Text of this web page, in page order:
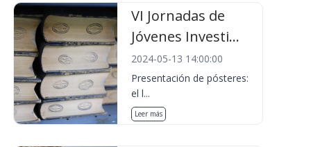
VI Jornadas de
Jóvenes Investi...
2024-05-13 14:00:00
Presentación de pósteres:
el l...
Leer más